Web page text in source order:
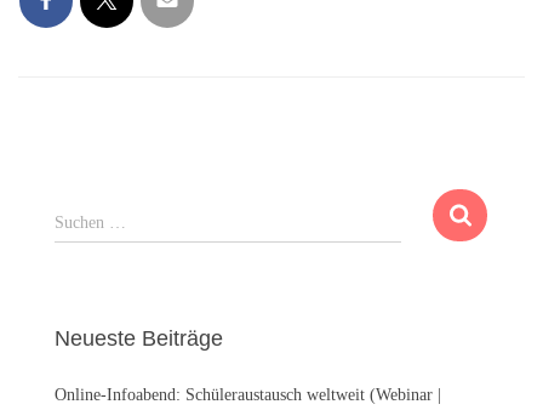
S
u
n
a
Suchen …
Neueste Beiträge
Online-Infoabend: Schüleraustausch weltweit (Webinar |